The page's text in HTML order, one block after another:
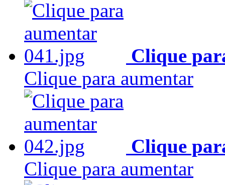
Clique
Clique para aumentar
Clique
Clique para aumentar